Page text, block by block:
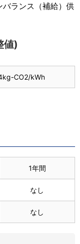
ランス（補給）供
値)
CO2/kWh
1年間
なし
なし